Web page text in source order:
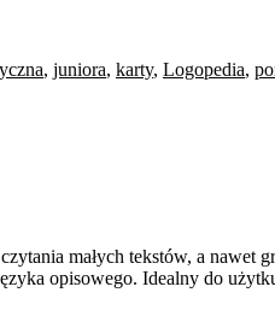
, juniora, karty, Logopedia,
małych tekstów, a
opisowego. Idealny do